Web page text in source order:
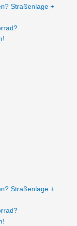
Straßenlage +
Straßenlage +